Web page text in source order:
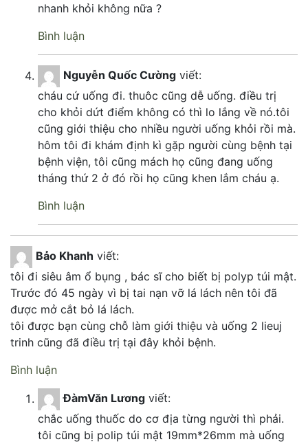
nhanh khỏi không nữa ?
Bình luận
Nguyễn Quốc Cường viết:
cháu cứ uống đi. thuôc cũng dễ uống. điều trị
cho khỏi dứt điểm không có thì lo lắng về nó.tôi
cũng giới thiệu cho nhiều người uống khỏi rồi mà.
hôm tôi đi khám định kì gặp người cùng bệnh tại
bệnh viện, tôi cũng mách họ cũng đang uống
tháng thứ 2 ở đó rồi họ cũng khen lắm cháu ạ.
Bình luận
Bảo Khanh viết:
tôi đi siêu âm ổ bụng , bác sĩ cho biết bị polyp túi mật.
Trước đó 45 ngày vì bị tai nạn vỡ lá lách nên tôi đã
được mở cắt bỏ lá lách.
tôi được bạn cùng chỗ làm giới thiệu và uống 2 lieuj
trinh cũng đã điều trị tại đây khỏi bệnh.
Bình luận
ĐàmVăn Lương viết:
chắc uống thuốc do cơ địa từng người thì phải.
tôi cũng bị polip túi mật 19mm*26mm mà uống